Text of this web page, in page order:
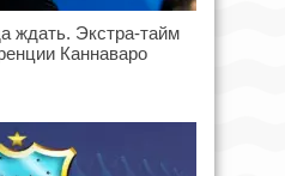
ждать. Экстра-тайм
Каннаваро